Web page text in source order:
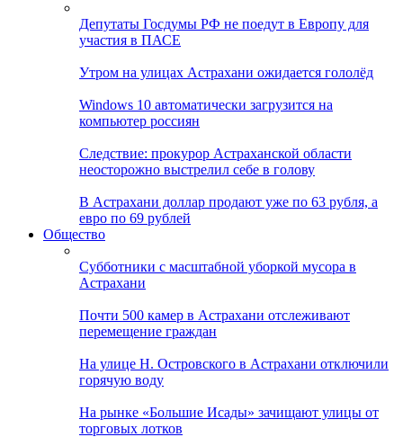
Депутаты Госдумы РФ не поедут в Европу для
участия в ПАСЕ
Утром на улицах Астрахани ожидается гололёд
Windows 10 автоматически загрузится на
компьютер россиян
Следствие: прокурор Астраханской области
неосторожно выстрелил себе в голову
В Астрахани доллар продают уже по 63 рубля, а
евро по 69 рублей
Общество
Субботники с масштабной уборкой мусора в
Астрахани
Почти 500 камер в Астрахани отслеживают
перемещение граждан
На улице Н. Островского в Астрахани отключили
горячую воду
На рынке «Большие Исады» зачищают улицы от
торговых лотков